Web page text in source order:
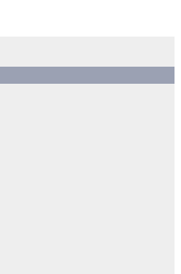
，HMI，人车交互，智能车